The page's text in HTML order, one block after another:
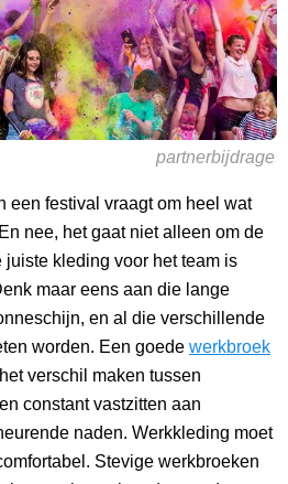
partnerbijdrage
een festival vraagt om heel wat
nee, het gaat niet alleen om de
juiste kleding voor het team is
maar eens aan die lange
en al die verschillende
worden. Een goede werkbroek
verschil maken tussen
constant vastzitten aan
naden. Werkkleding moet
Stevige werkbroeken